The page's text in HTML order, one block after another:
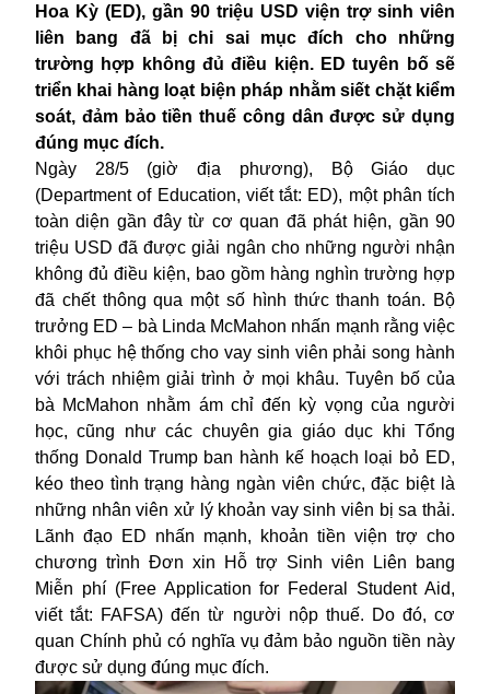
Hoa Kỳ (ED), gần 90 triệu USD viện trợ sinh viên
liên bang đã bị chi sai mục đích cho những
trường hợp không đủ điều kiện. ED tuyên bố sẽ
triển khai hàng loạt biện pháp nhằm siết chặt kiểm
soát, đảm bảo tiền thuế công dân được sử dụng
đúng mục đích.
Ngày 28/5 (giờ địa phương), Bộ Giáo dục
(Department of Education, viết tắt: ED), một phân tích
toàn diện gần đây từ cơ quan đã phát hiện, gần 90
triệu USD đã được giải ngân cho những người nhận
không đủ điều kiện, bao gồm hàng nghìn trường hợp
đã chết thông qua một số hình thức thanh toán. Bộ
trưởng ED – bà Linda McMahon nhấn mạnh rằng việc
khôi phục hệ thống cho vay sinh viên phải song hành
với trách nhiệm giải trình ở mọi khâu. Tuyên bố của
bà McMahon nhằm ám chỉ đến kỳ vọng của người
học, cũng như các chuyên gia giáo dục khi Tổng
thống Donald Trumpban hành kế hoạch loại bỏ ED,
kéo theo tình trạng hàng ngàn viên chức, đặc biệt là
những nhân viên xử lý khoản vay sinh viên bị sa thải.
Lãnh đạo ED nhấn mạnh, khoản tiền viện trợ cho
chương trình Đơn xin Hỗ trợ Sinh viên Liên bang
Miễn phí (Free Application for Federal Student Aid,
viết tắt: FAFSA) đến từ người nộp thuế. Do đó, cơ
quan Chính phủ có nghĩa vụ đảm bảo nguồn tiền này
được sử dụng đúng mục đích.